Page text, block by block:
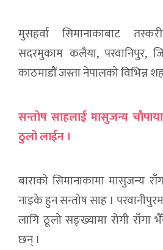
मुसहर्वा सिमानाकाबाट
सदरमुकाम कलैया, परवानिपुर,
काठमाडौं जस्ता नेपालको विभिन्न
सन्तोष साहलाई मासुजन्य
ठुलो लाईन ।
बाराको सिमानाकामा मासुजन्य
नाइके हुन सन्तोष साह ।
लागि ठूलो सङ्ख्यामा रोगी राँगा
छन् ।